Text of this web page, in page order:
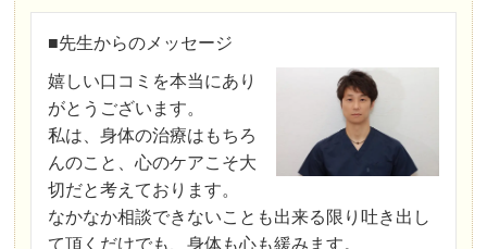
■先生からのメッセージ
嬉しい口コミを本当にあり
がとうございます。
私は、身体の治療はもちろ
んのこと、心のケアこそ大
切だと考えております。
なかなか相談できないことも出来る限り吐き出し
て頂くだけでも、身体も心も緩みます。